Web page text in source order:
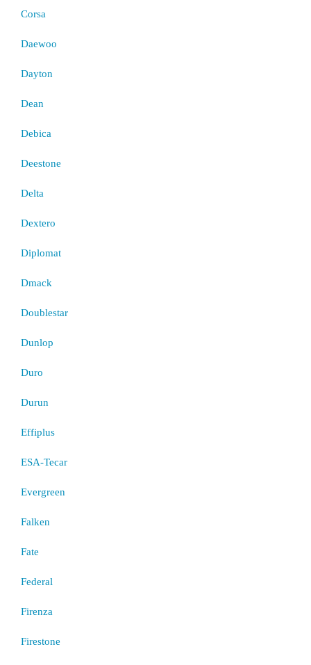
Corsa
Daewoo
Dayton
Dean
Debica
Deestone
Delta
Dextero
Diplomat
Dmack
Doublestar
Dunlop
Duro
Durun
Effiplus
ESA-Tecar
Evergreen
Falken
Fate
Federal
Firenza
Firestone